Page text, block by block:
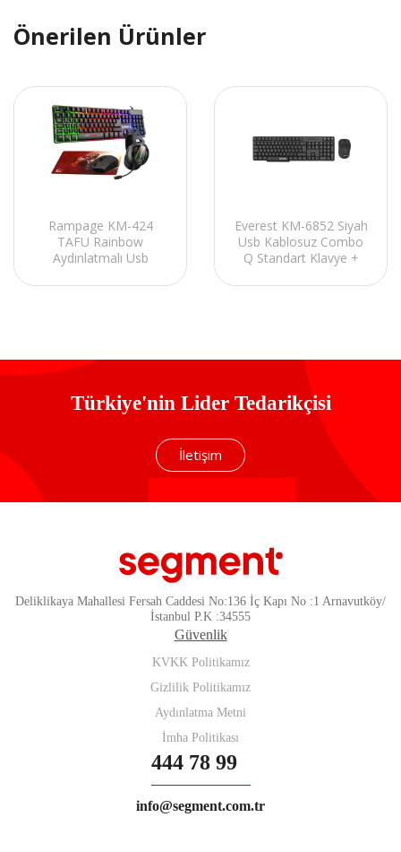
Önerilen Ürünler
Rampage KM-424
TAFU Rainbow
Aydınlatmalı Usb
Klavye + Kulaklık +
Everest KM-6852 Siyah
Usb Kablosuz Combo
Q Standart Klavye +
Türkiye'nin Lider Tedarikçisi
İletişim
Deliklikaya Mahallesi Fersah Caddesi No:136 İç Kapı No :1 Arnavutköy/
İstanbul P.K :34555
Güvenlik
KVKK Politikamız
Gizlilik Politikamız
Aydınlatma Metni
İmha Politikası
444 78 99
info@segment.com.tr